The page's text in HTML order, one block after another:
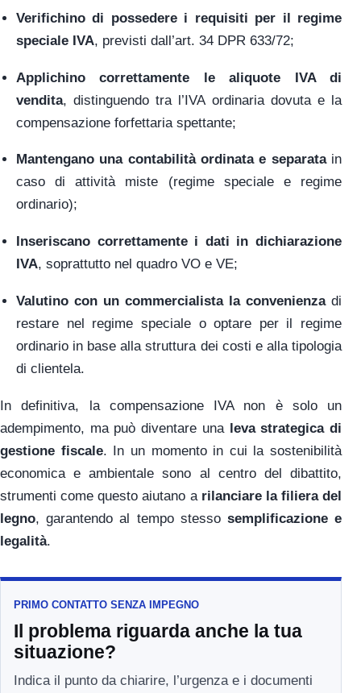
Verifichino di possedere i requisiti per il regime
speciale IVA, previsti dall’art. 34 DPR 633/72;
Applichino correttamente le aliquote IVA di
vendita, distinguendo tra l’IVA ordinaria dovuta e la
compensazione forfettaria spettante;
Mantengano una contabilità ordinata e separatain
caso di attività miste (regime speciale e regime
ordinario);
Inseriscano correttamente i dati in dichiarazione
IVA, soprattutto nel quadro VO e VE;
Valutino con un commercialista la convenienzadi
restare nel regime speciale o optare per il regime
ordinario in base alla struttura dei costi e alla tipologia
di clientela.
In definitiva, la compensazione IVA non è solo un
adempimento, ma può diventare una leva strategica di
gestione fiscale. In un momento in cui la sostenibilità
economica e ambientale sono al centro del dibattito,
strumenti come questo aiutano a rilanciare la filiera del
legno, garantendo al tempo stesso semplificazione e
legalità.
PRIMO CONTATTO SENZA IMPEGNO
Il problema riguarda anche la tua
situazione?
Indica il punto da chiarire, l’urgenza e i documenti